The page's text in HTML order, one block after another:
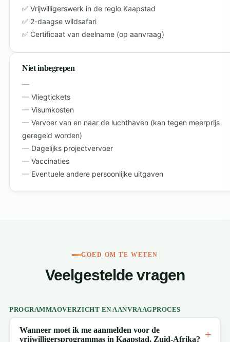
Vrijwilligerswerk in de regio Kaapstad
2-daagse wildsafari
Certificaat van deelname (op aanvraag)
Niet inbegrepen
Vliegtickets
Visumkosten
Vervoer van en naar de luchthaven (kan tegen meerprijs
geregeld worden)
Dagelijks projectvervoer
Vaccinaties
Eventuele andere persoonlijke uitgaven
GOED OM TE WETEN
Veelgestelde vragen
PROGRAMMAOVERZICHT EN AANVRAAGPROCES
Wanneer moet ik me aanmelden voor de
vrijwilligersprogrammas in Kaapstad, Zuid-Afrika?